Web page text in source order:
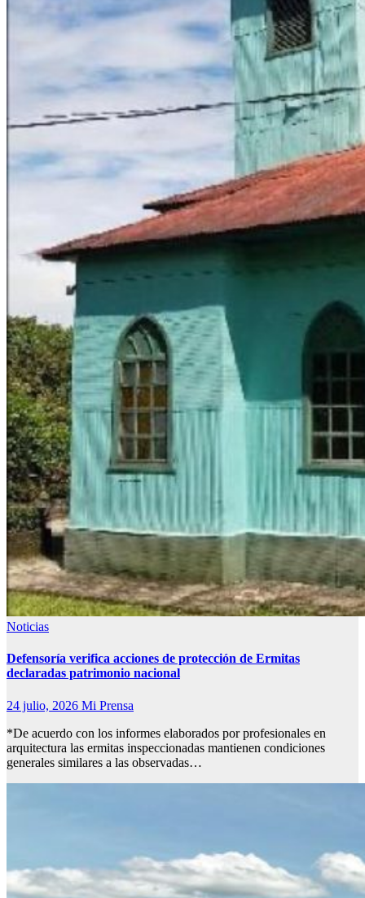
Noticias
Defensoría verifica acciones de protección de Ermitas
declaradas patrimonio nacional
24 julio, 2026 Mi Prensa
*De acuerdo con los informes elaborados por profesionales en
arquitectura las ermitas inspeccionadas mantienen condiciones
generales similares a las observadas…